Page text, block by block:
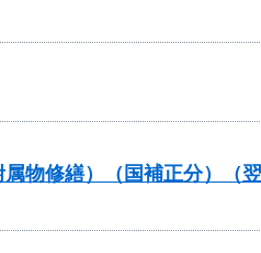
物修繕）（国補正分）（